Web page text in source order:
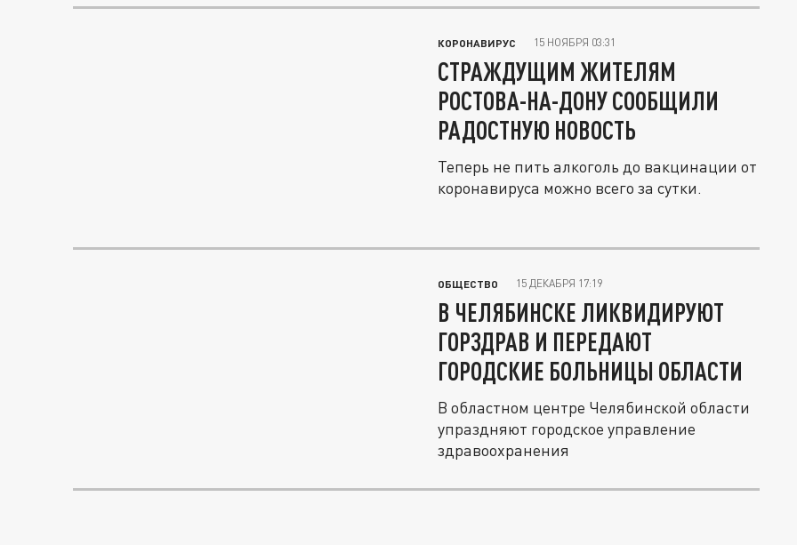
КОРОНАВИРУС 15 НОЯБРЯ 03:31
СТРАЖДУЩИМ ЖИТЕЛЯМ
РОСТОВА-НА-ДОНУ СООБЩИЛИ
РАДОСТНУЮ НОВОСТЬ
Теперь не пить алкоголь до вакцинации от
коронавируса можно всего за сутки.
ОБЩЕСТВО 15 ДЕКАБРЯ 17:19
В ЧЕЛЯБИНСКЕ ЛИКВИДИРУЮТ
ГОРЗДРАВ И ПЕРЕДАЮТ
ГОРОДСКИЕ БОЛЬНИЦЫ ОБЛАСТИ
В областном центре Челябинской области
упраздняют городское управление
здравоохранения